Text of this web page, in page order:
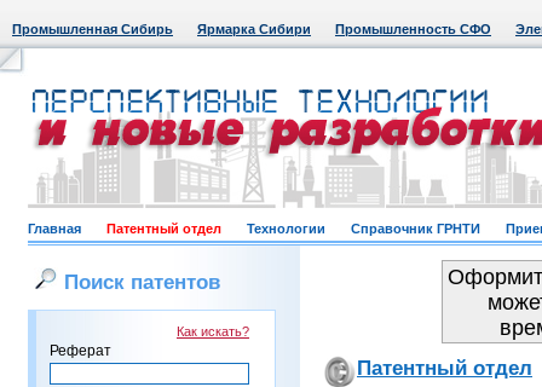
Промышленная Сибирь Ярмарка Сибири Промышленность СФО
Главная Патентный отдел Технологии Справочник ГРНТИ
Поиск патентов
Как искать?
Реферат
Патентный отдел